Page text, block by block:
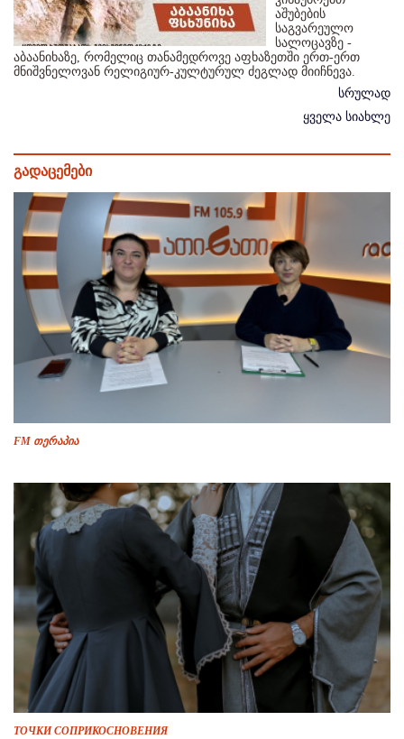
აშუბების
საგვარეულო
სალოცავზე -
აბაანიხაზე, რომელიც თანამედროვე აფხაზეთში ერთ-ერთ
მნიშვნელოვან რელიგიურ-კულტურულ ძეგლად მიიჩნევა.
სრულად
ყველა სიახლე
გადაცემები
FM თერაპია
ТОЧКИ СОПРИКОСНОВЕНИЯ